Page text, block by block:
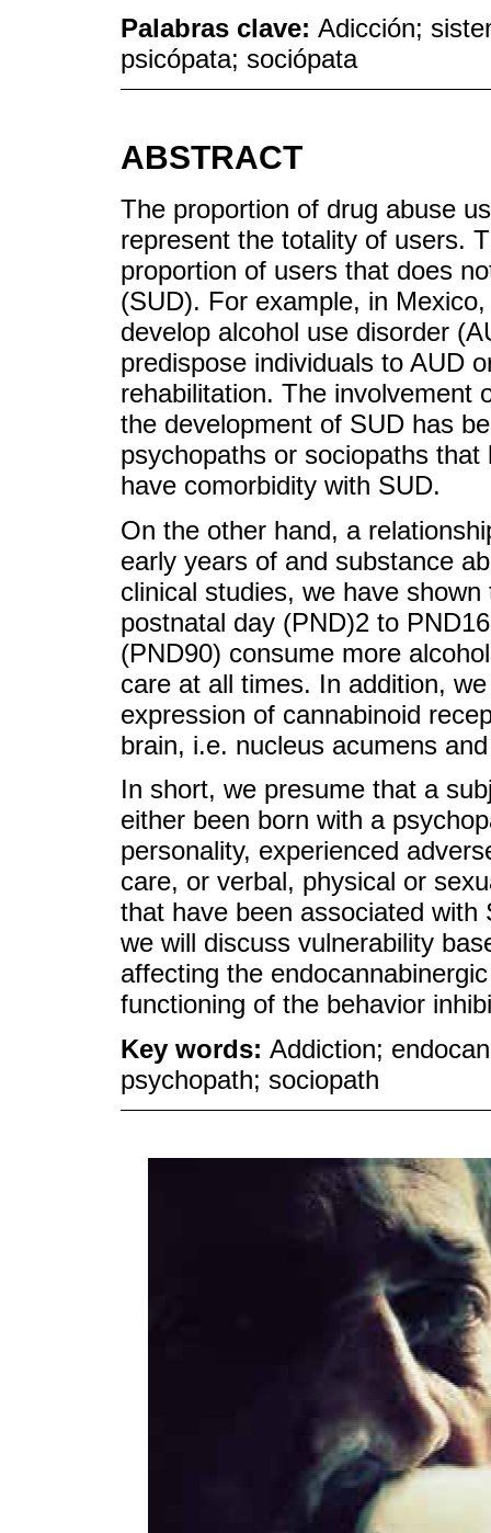
Palabras clave: Adicción;
psicópata; sociópata
ABSTRACT
The proportion of drug abuse
represent the totality of users.
proportion of users that does
(SUD). For example, in
develop alcohol use disorder
predispose individuals to AUD
rehabilitation. The involvement
the development of SUD has
psychopaths or sociopaths
have comorbidity with SUD.
On the other hand, a
early years of and substance
clinical studies, we have
postnatal day (PND)2 to
(PND90) consume more
care at all times. In addition,
expression of cannabinoid
brain, i.e. nucleus acumens
In short, we presume that a
either been born with a
personality, experienced
care, or verbal, physical or
that have been associated
we will discuss vulnerability
affecting the
functioning of the behavior
Key words: Addiction;
psychopath; sociopath